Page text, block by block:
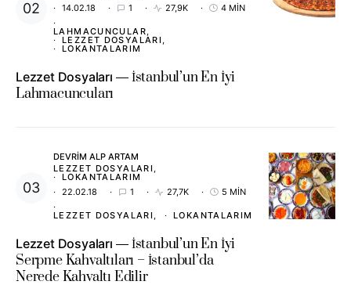
14.02.18
1 27,9K 4 MIN
LAHMACUNCULAR
LEZZET DOSYALARI
LOKANTALARIM
Lezzet Dosyaları
İstanbul’un En İyi
Lahmacuncuları
DEVRIM ALP ARTAM
LEZZET DOSYALARI
LOKANTALARIM
22.02.18
1 27,7K 5 MIN
LEZZET DOSYALARI LOKANTALARIM
Lezzet Dosyaları
İstanbul’un En İyi
Serpme Kahvaltıları – İstanbul’da
Nerede Kahvaltı Edilir